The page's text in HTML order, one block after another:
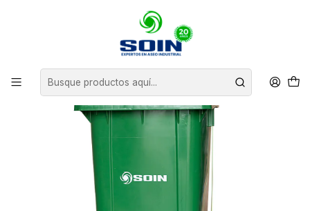
CONTENEDORES DE BASURA
BASURERO CON TAPA RUEDA Y PEDAL 240 L SOIN